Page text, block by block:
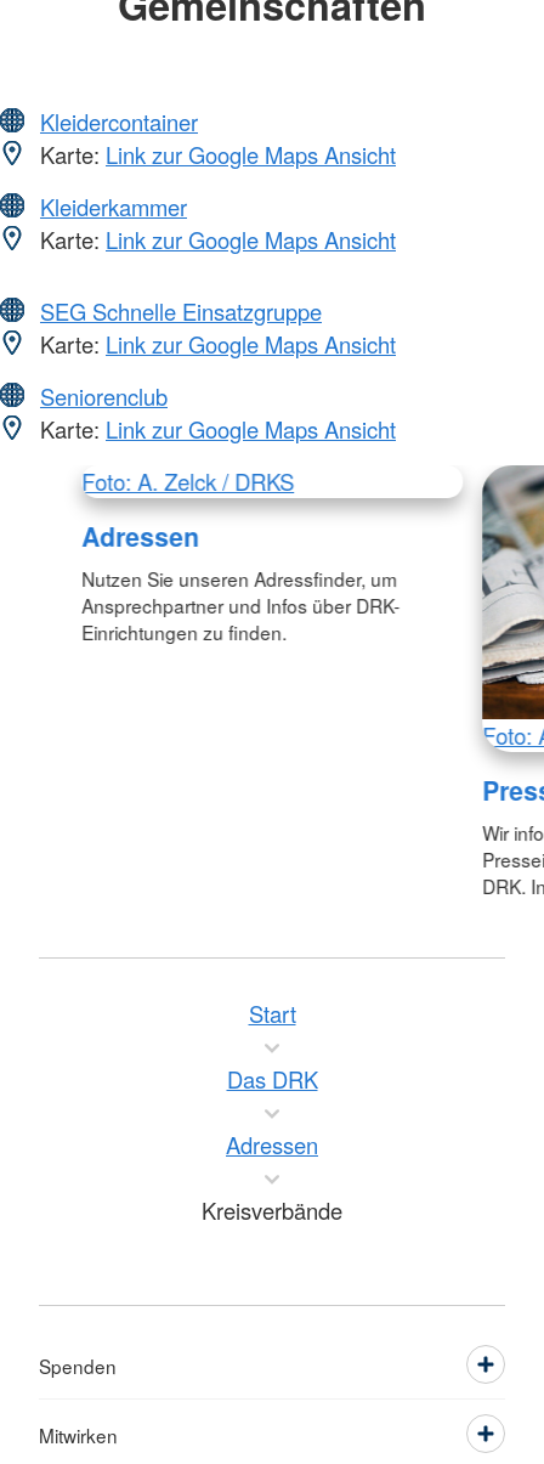
Kleidercontainer
Karte: Link zur Google Maps Ansicht
Kleiderkammer
Karte: Link zur Google Maps Ansicht
SEG Schnelle Einsatzgruppe
Karte: Link zur Google Maps Ansicht
Seniorenclub
Karte: Link zur Google Maps Ansicht
Foto: A. Zelck / DRKS
Adressen
Nutzen Sie unseren Adressfinder, um
Ansprechpartner und Infos über DRK-
Einrichtungen zu finden.
Foto:
Wir
DRK.
Start
Das DRK
Adressen
Kreisverbände
Spenden
Mitwirken